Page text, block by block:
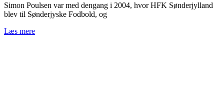
Simon Poulsen var med dengang i 2004, hvor HFK Sønderjylland
blev til Sønderjyske Fodbold, og
Læs mere